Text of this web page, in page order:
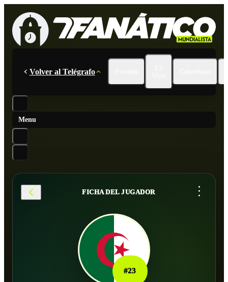
Volver al Telégrafo
Menu
FICHA DEL JUGADOR ...
#23